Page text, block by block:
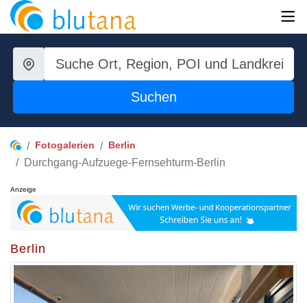
Suchen
Fotogalerien Berlin
Durchgang-Aufzuege-Fernsehturm-Berlin
Anzeige
Berlin